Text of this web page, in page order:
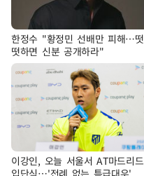
한정수 "황정민 선배만 피해…떳
떳하면 신분 공개하라"
이강인, 오늘 서울서 AT마드리드